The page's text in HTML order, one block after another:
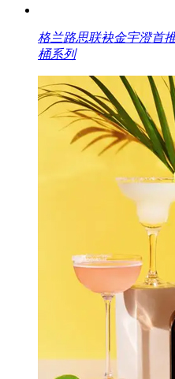
格兰路思联袂金宇澄首
桶系列